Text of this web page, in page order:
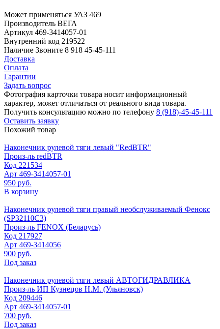
Может применяться УАЗ 469
Производитель ВЕГА
Артикул 469-3414057-01
Внутренний код 219522
Наличие Звоните 8 918 45-45-111
Доставка
Оплата
Гарантии
Задать вопрос
Фотография карточки товара носит информационный
характер, может отличаться от реального вида товара.
Получить консультацию можно по телефону 8 (918)-45-45-111
Оставить заявку
Похожий товар
Наконечник рулевой тяги левый "RedBTR"
Произ-ль redBTR
Код 221534
Арт 469-3414057-01
950 руб.
В корзину
Наконечник рулевой тяги правый необслуживаемый Фенокс
(SP32110C3)
Произ-ль FENOX (Беларусь)
Код 217927
Арт 469-3414056
900 руб.
Под заказ
Наконечник рулевой тяги левый АВТОГИДРАВЛИКА
Произ-ль ИП Кузнецов Н.М. (Ульяновск)
Код 209446
Арт 469-3414057-01
700 руб.
Под заказ